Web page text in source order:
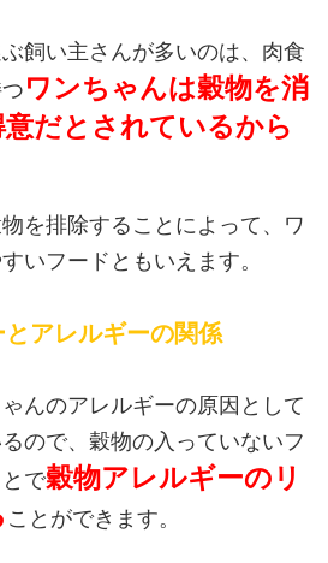
飼い主さんが多いのは、肉食
ワンちゃんは穀物を消
だとされているから
を排除することによって、ワ
いフードともいえます。
アレルギーの関係
んのアレルギーの原因として
ので、穀物の入っていないフ
で穀物アレルギーのリ
ことができます。